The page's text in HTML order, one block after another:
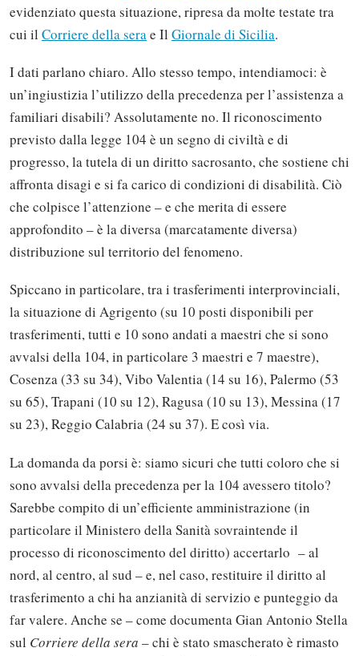
evidenziato questa situazione, ripresa da molte testate tra
cui il Corriere della serae Il Giornale di Sicilia.
I dati parlano chiaro. Allo stesso tempo, intendiamoci: è
un’ingiustizia l’utilizzo della precedenza per l’assistenza a
familiari disabili? Assolutamente no. Il riconoscimento
previsto dalla legge 104 è un segno di civiltà e di
progresso, la tutela di un diritto sacrosanto, che sostiene chi
affronta disagi e si fa carico di condizioni di disabilità. Ciò
che colpisce l’attenzione – e che merita di essere
approfondito – è la diversa (marcatamente diversa)
distribuzione sul territorio del fenomeno.
Spiccano in particolare, tra i trasferimenti interprovinciali,
la situazione di Agrigento (su 10 posti disponibili per
trasferimenti, tutti e 10 sono andati a maestri che si sono
avvalsi della 104, in particolare 3 maestri e 7 maestre),
Cosenza (33 su 34), Vibo Valentia (14 su 16), Palermo (53
su 65), Trapani (10 su 12), Ragusa (10 su 13), Messina (17
su 23), Reggio Calabria (24 su 37). E così via.
La domanda da porsi è: siamo sicuri che tutti coloro che si
sono avvalsi della precedenza per la 104 avessero titolo?
Sarebbe compito di un’efficiente amministrazione (in
particolare il Ministero della Sanità sovraintende il
processo di riconoscimento del diritto) accertarlo – al
nord, al centro, al sud – e, nel caso, restituire il diritto al
trasferimento a chi ha anzianità di servizio e punteggio da
far valere. Anche se – come documenta Gian Antonio Stella
sul Corriere della sera – chi è stato smascherato è rimasto